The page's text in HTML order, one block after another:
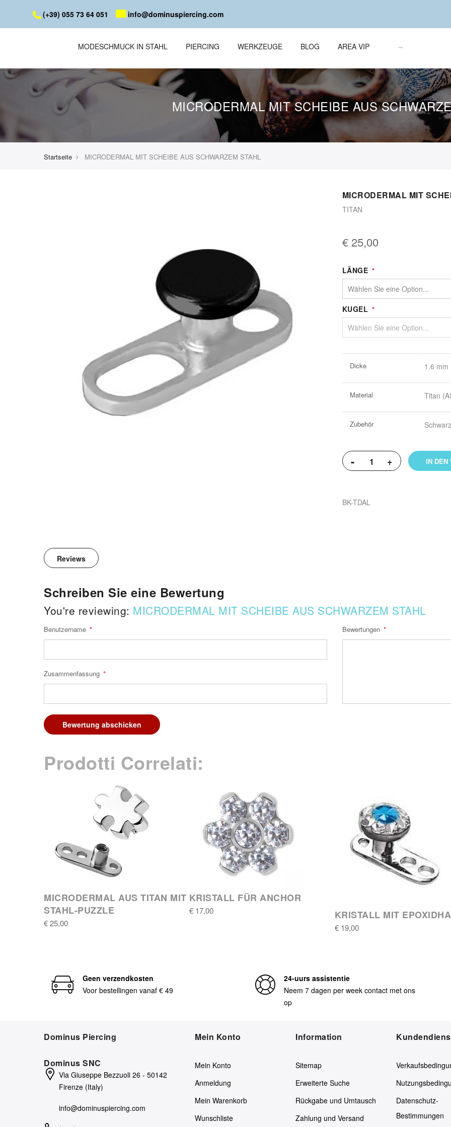
(+39) 055 73 64 051 info@dominuspiercing.com
MODESCHMUCK IN STAHL PIERCING WERKZEUGE BLOG AREA VIP
MICRODERMAL MIT SCHEIBE AUS
Startseite MICRODERMAL MIT SCHEIBE AUS SCHWARZEM STAHL
MICRODERMAL MIT
TITAN
€ 25,00
LÄNGE
KUGEL
Informationen
Dicke 1.6 mm
Material Titan
Zubehör
- + IN DEN
BK-TDAL
Reviews
Schreiben Sie eine Bewertung
You're reviewing: MICRODERMAL MIT SCHEIBE AUS SCHWARZEM STAHL
Benutzername
Zusammenfassung
Bewertungen
Bewertung abschicken
Prodotti Correlati:
MICRODERMAL AUS TITAN MIT
STAHL-PUZZLE
€ 25,00
KRISTALL FÜR ANCHOR
€ 17,00 KRISTALL MIT
€ 19,00
Geen verzendkosten
Voor bestellingen vanaf € 49
24-uurs assistentie
Neem 7 dagen per week contact met ons
op
Dominus Piercing
Dominus SNC
Via Giuseppe Bezzuoli 26 - 50142
Firenze (Italy)
info@dominuspiercing.com
Mein Konto
Mein Konto
Anmeldung
Mein Warenkorb
Wunschliste
Information
Sitemap
Erweiterte Suche
Rückgabe und Umtausch
Zahlung und Versand
Datenschutz-
Bestimmungen